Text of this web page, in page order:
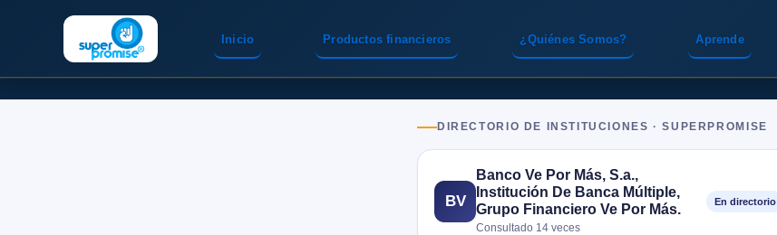
Inicio Productos financieros ¿Quiénes Somos? Aprende
DIRECTORIO DE INSTITUCIONES · SUPERPROMISE
BV
Banco Ve Por Más, S.a.,
Institución De Banca Múltiple,
Grupo Financiero Ve Por Más.
Consultado 14 veces
En directorio